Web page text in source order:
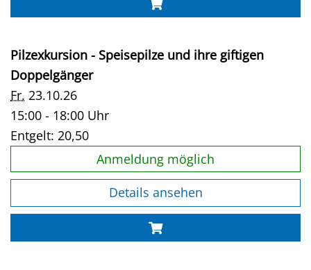
Pilzexkursion - Speisepilze und ihre giftigen
Doppelgänger
Fr. 23.10.26
15:00 - 18:00 Uhr
Entgelt: 20,50
Anmeldung möglich
Details ansehen